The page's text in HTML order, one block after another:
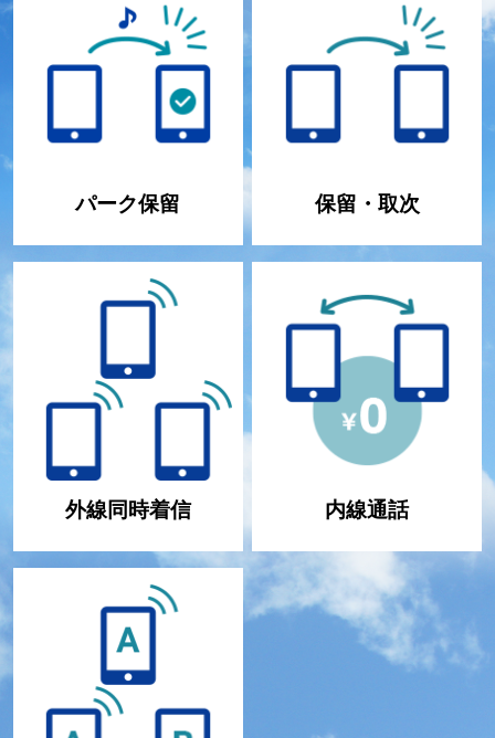
パーク保留 保留・取次
外線同時着信 内線通話